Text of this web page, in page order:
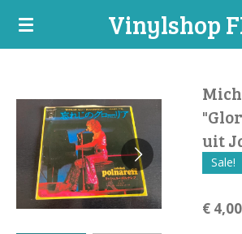
Ga
hoofdinhoud
Vinylshop
uit
Sale!
€ 4,00